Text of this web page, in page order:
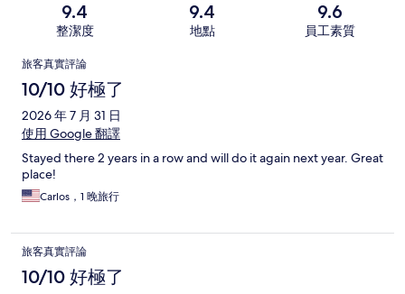
9.4
整潔度
9.4
地點
9.6
員工素質
評
論
旅客真實評論
10/10 好極了
2026 年 7 月 31 日
使用 Google 翻譯
Stayed there 2 years in a row and will do it again next year. Great
place!
Carlos，1 晚旅行
旅客真實評論
10/10 好極了